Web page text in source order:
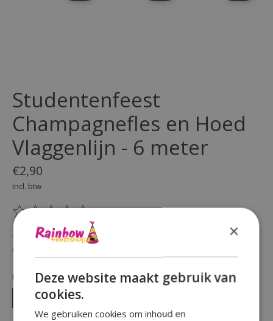
Studentenfeest
Champagnefles en Hoed
Vlaggenlijn - 6 meter
€2,90
Incl. btw
De beoordeling van dit product is
(0)
Op voorraad
Hoeveelheid:
×
Deze website maakt gebruik van
cookies.
We gebruiken cookies om inhoud en